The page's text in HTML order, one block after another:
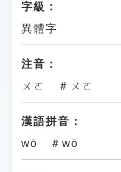
字級：
異體字
注音：
ㄨㄛ ＃ㄨㄛ
漢語拼音：
wō ＃wō